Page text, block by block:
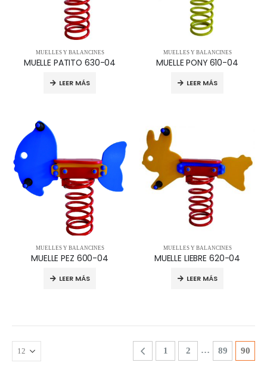
MUELLES Y BALANCINES
MUELLE PATITO 630-04
LEER MÁS
MUELLES Y BALANCINES
MUELLE PONY 610-04
LEER MÁS
MUELLES Y BALANCINES
MUELLE PEZ 600-04
LEER MÁS
MUELLES Y BALANCINES
MUELLE LIEBRE 620-04
LEER MÁS
1 2 … 89 90